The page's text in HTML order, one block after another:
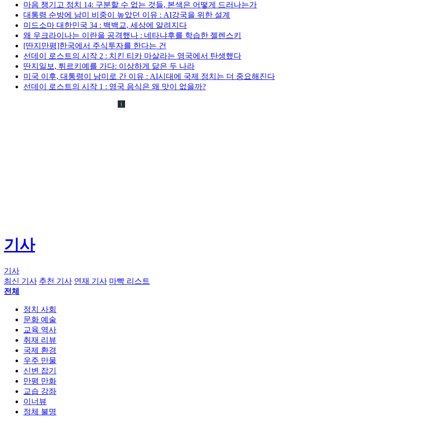
마음 챙기고 정치 14: 구분할 수 없는 것들, 본색은 어떻게 드러나는가
대통령 순방에 남미 비중이 높았던 이유 : AI강국을 위한 설계
미드소마 대한민국 34 : 백백교, 세상에 알려지다
왜 우크라이나는 이란을 공격했나 : 네타냐후를 학습한 젤렌스키
[딴지만평]한국에서 주식투자를 한다는 건
선데이 로스트의 시작 2 : 치킨 티카 마살라는 영국에서 탄생했다
딴지일보, 튀르키예를 가다: 이상하게 닮은 두 나라
미국 이후, 대통령이 남미로 간 이유 : AI시대에 국제 정치는 더 중요해진다
선데이 로스트의 시작 1 : 영국 음식은 왜 맛이 없을까?
기사
기사
최신 기사 추천 기사 연재 기사 마빡 리스트
전체
정치 사회
문화 예술
교육 역사
취재 리뷰
국제 환경
우주 만물
신변 잡기
만평 만화
교습 강좌
이너뷰
정체 불명